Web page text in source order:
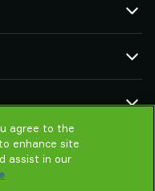
(EOAT)
agree to the
enhance site
assist in our